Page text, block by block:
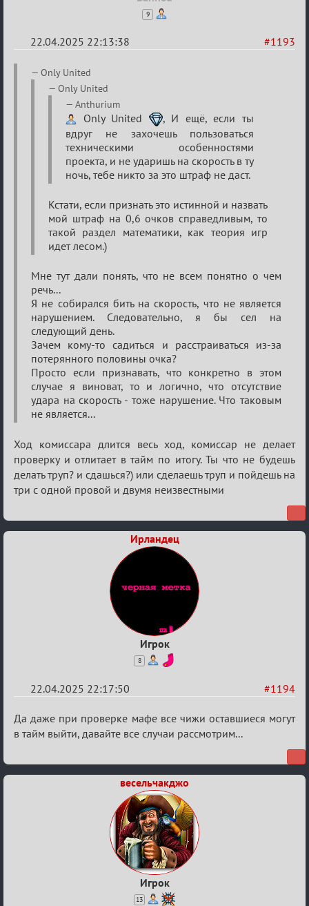
9
#1193
22.04.2025 22:13:38
Re:
Разговоры
Only United
Only United
Anthurium
Only United
, И ещё, если ты
вдруг не захочешь пользоваться
техническими особенностями
проекта, и не ударишь на скорость в ту
ночь, тебе никто за это штраф не даст.
Кстати, если признать это истинной и назвать
мой штраф на 0,6 очков справедливым, то
такой раздел математики, как теория игр
идет лесом.)
Мне тут дали понять, что не всем понятно о чем
речь...
Я не собирался бить на скорость, что не является
нарушением. Следовательно, я бы сел на
следующий день.
Зачем кому-то садиться и расстраиваться из-за
потерянного половины очка?
Просто если признавать, что конкретно в этом
случае я виноват, то и логично, что отсутствие
удара на скорость - тоже нарушение. Что таковым
не является...
Ход комиссара длится весь ход, комиссар не делает
проверку и отлитает в тайм по итогу. Ты что не будешь
делать труп? и сдашься?) или сделаешь труп и пойдешь на
три с одной провой и двумя неизвестными
Ирландец
Игрок
8
#1194
22.04.2025 22:17:50
Re:
Разговоры
XIX
Да даже при проверке мафе все чижи оставшиеся могут
в тайм выйти, давайте все случаи рассмотрим...
весельчакджо
Игрок
13